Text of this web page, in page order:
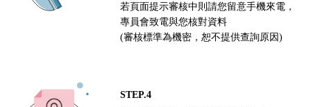
若頁面提示審核中則請您留意手機來電，
專員會致電與您核對資料
(審核標準為機密，恕不提供查詢原因)
STEP.4